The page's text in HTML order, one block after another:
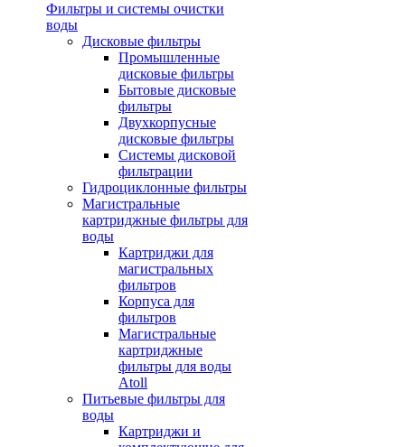
Фильтры и системы очистки
воды
Дисковые фильтры
Промышленные
дисковые фильтры
Бытовые дисковые
фильтры
Двухкорпусные
дисковые фильтры
Системы дисковой
фильтрации
Гидроциклонные фильтры
Магистральные
картриджные фильтры для
воды
Картриджи для
магистральных
фильтров
Корпуса для
фильтров
Магистральные
картриджные
фильтры для воды
Atoll
Питьевые фильтры для
воды
Картриджи и